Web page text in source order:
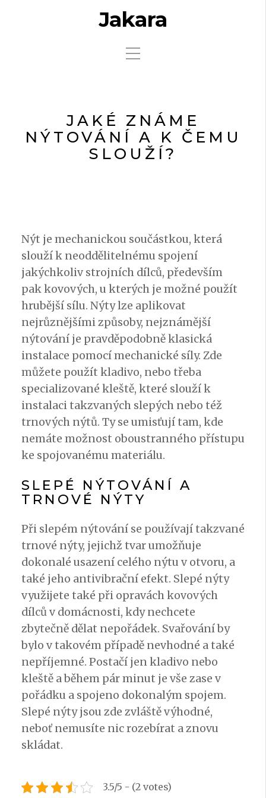
Jakara
JAKÉ ZNÁME
NÝTOVÁNÍ A K ČEMU
SLOUŽÍ?
Nýt je mechanickou součástkou, která
slouží k neoddělitelnému spojení
jakýchkoliv strojních dílců, především
pak kovových, u kterých je možné použít
hrubější sílu. Nýty lze aplikovat
nejrůznějšími způsoby, nejznámější
nýtování je pravděpodobně klasická
instalace pomocí mechanické síly. Zde
můžete použít kladivo, nebo třeba
specializované kleště, které slouží k
instalaci takzvaných slepých nebo též
trnových nýtů. Ty se umisťují tam, kde
nemáte možnost oboustranného přístupu
ke spojovanému materiálu.
SLEPÉ NÝTOVÁNÍ A
TRNOVÉ NÝTY
Při slepém nýtování se používají takzvané
trnové nýty, jejichž tvar umožňuje
dokonalé usazení celého nýtu v otvoru, a
také jeho antivibrační efekt. Slepé nýty
využijete také při opravách kovových
dílců v domácnosti, kdy nechcete
zbytečně dělat nepořádek. Svařování by
bylo v takovém případě nevhodné a také
nepříjemné. Postačí jen kladivo nebo
kleště a během pár minut je vše zase v
pořádku a spojeno dokonalým spojem.
Slepé nýty jsou zde zvláště výhodné,
neboť nemusíte nic rozebírat a znovu
skládat.
3.5/5 - (2 votes)